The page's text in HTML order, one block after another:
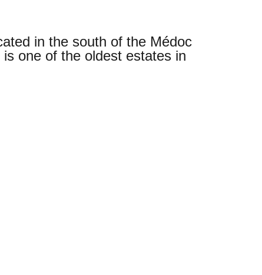
in the south of the Médoc
one of the oldest estates in